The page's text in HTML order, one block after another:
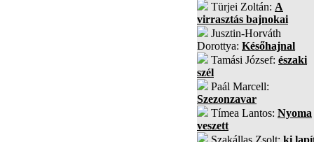
Türjei Zoltán: A
virrasztás bajnokai
Jusztin-Horváth
Dorottya: Későhajnal
Tamási József: északi
szél
Paál Marcell:
Szezonzavar
Tímea Lantos: Nyoma
veszett
Szakállas Zsolt: ki